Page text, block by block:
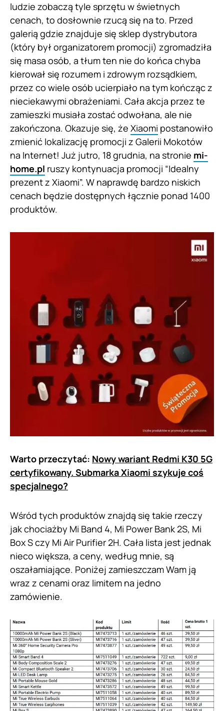
ludzie zobaczą tyle sprzętu w świetnych
cenach, to dosłownie rzucą się na to. Przed
galerią gdzie znajduje się sklep dystrybutora
(który był organizatorem promocji) zgromadziła
się masa osób, a tłum ten nie do końca chyba
kierował się rozumem i zdrowym rozsądkiem,
przez co wiele osób ucierpiało na tym kończąc z
nieciekawymi obrażeniami. Cała akcja przez te
zamieszki musiała zostać odwołana, ale nie
zakończona. Okazuje się, że Xiaomi postanowiło
zmienić lokalizację promocji z Galerii Mokotów
na Internet! Już jutro, 18 grudnia, na stronie mi-
home.pl ruszy kontynuacja promocji “Idealny
prezent z Xiaomi”. W naprawdę bardzo niskich
cenach będzie dostępnych łącznie ponad 1400
produktów.
Warto przeczytać: Nowy wariant Redmi K30 5G
certyfikowany. Submarka Xiaomi szykuje coś
specjalnego?
Wśród tych produktów znajdą się takie rzeczy
jak chociażby Mi Band 4, Mi Power Bank 2S, Mi
Box S czy Mi Air Purifier 2H. Cała lista jest jednak
nieco większa, a ceny, według mnie, są
oszałamiające. Poniżej zamieszczam Wam ją
wraz z cenami oraz limitem na jedno
zamówienie.